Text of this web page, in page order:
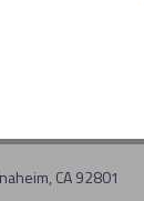
CA 92801